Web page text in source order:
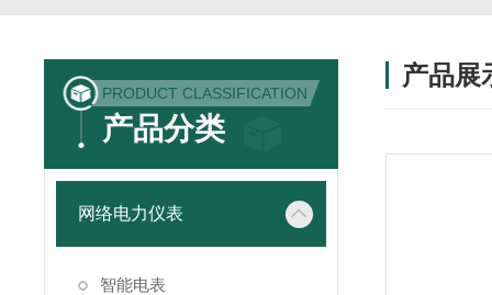
PRODUCT CLASSIFICATION
产品分类
网络电力仪表
智能电表
产品展